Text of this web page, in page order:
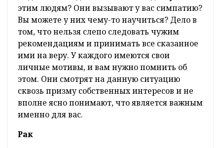
этим людям? Они вызывают у вас симпатию?
Вы можете у них чему-то научиться? Дело в
том, что нельзя слепо следовать чужим
рекомендациям и принимать все сказанное
ими на веру. У каждого имеются свои
личные мотивы, и вам нужно помнить об
этом. Они смотрят на данную ситуацию
сквозь призму собственных интересов и не
вполне ясно понимают, что является важным
именно для вас.
Рак